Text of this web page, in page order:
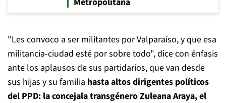
"Les convoco a ser militantes por Valparaíso, y que esa
militancia-ciudad esté por sobre todo", dice con énfasis
ante los aplausos de sus partidarios, que van desde
sus hijas y su familia hasta altos dirigentes políticos
del PPD: la concejala transgénero Zuleana Araya, el